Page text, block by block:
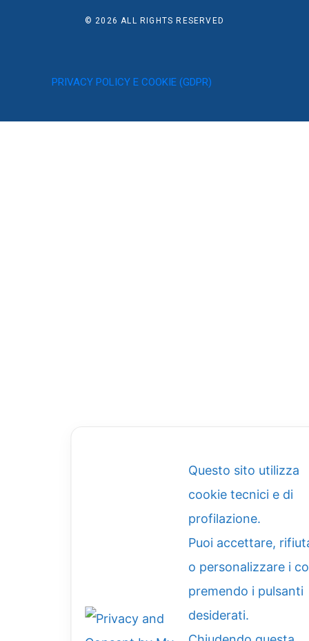
© 2026 ALL RIGHTS RESERVED
PRIVACY POLICY E COOKIE (GDPR)
Questo sito utilizza
cookie tecnici e di
profilazione.
Puoi accettare,
o personalizzare i
premendo i pulsanti
desiderati.